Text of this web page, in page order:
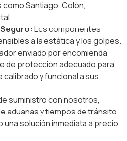
Santiago, Colón,
Los componentes
a la estática y los golpes.
enviado por encomienda
de protección adecuado para
calibrado y funcional a sus
suministro con nosotros,
aduanas y tiempos de tránsito
solución inmediata a precio